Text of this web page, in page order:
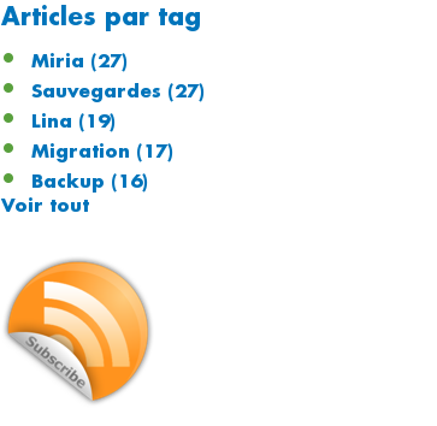
Articles par tag
Miria (27)
Sauvegardes (27)
Lina (19)
Migration (17)
Backup (16)
Voir tout